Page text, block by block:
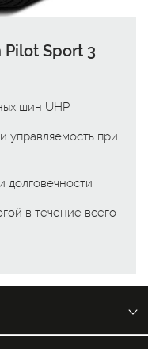
Sport 3
шин UHP
управляемость при
долговечности
в течение всего